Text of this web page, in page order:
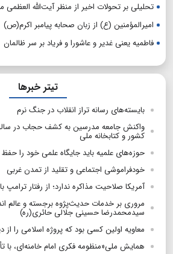
تحلیلی بر تحولات اخیر از منظر آیت‌الله العظمی
امیرالمؤمنین (ع) از زبان صحابه پیامبر اکرم(ص)
فاطمیه یعنی غدیر و عاشورا و فریاد بر سر ظالمان
تیتر خبرها
بایسته‌های رسانه تراز انقلاب در جنگ نرم
واکنش جامعه مدرسین به کشف حجاب در
کشور و کتابخانه ملی
حوزه‌های علمیه باید جایگاه علمی خود را حفظ
خودفراموشی اجتماعی و تقلید از تمدن غربی
آمریکا صلاحیت مذاکره ندارد؛ از رفتار ترامپ
مروری بر خدمات حدیث‌پژوه برجسته و عالم
سیدمحمدرضا حسینی جلالی حائری(ره)
معاویه اولین کسی بود که پروژه اسلامی را از
همایش ملی«منظومه فکری امام خامنه‌ای، با